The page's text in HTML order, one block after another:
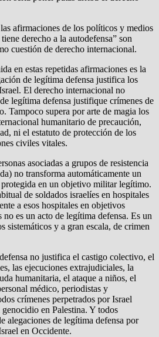
afirmaciones de los políticos y medios
derecho a la autodefensa” son
cuestión de derecho internacional.
en estas repetidas afirmaciones es la
de legítima defensa justifica los
El derecho internacional no
legítima defensa justifique crímenes de
Tampoco supera por arte de magia los
humanitario de precaución,
ni el estatuto de protección de los
civiles vitales.
asociadas a grupos de resistencia
no transforma automáticamente un
en un objetivo militar legítimo.
de soldados israelíes en hospitales
a esos hospitales en objetivos
es un acto de legítima defensa. Es un
sistemáticos y a gran escala, de crimen
no justifica el castigo colectivo, el
las ejecuciones extrajudiciales, la
humanitaria, el ataque a niños, el
médico, periodistas y
crímenes perpetrados por Israel
en Palestina. Y todos
alegaciones de legítima defensa por
en Occidente.